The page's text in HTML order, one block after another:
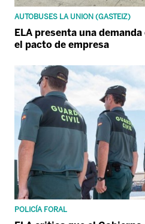
AUTOBUSES LA UNION (GASTEIZ)
ELA presenta una
el pacto de empresa
POLICÍA FORAL